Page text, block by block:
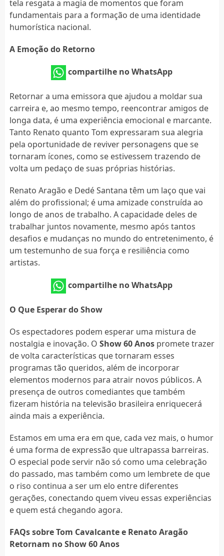
tela resgata a magia de momentos que foram
fundamentais para a formação de uma identidade
humorística nacional.
A Emoção do Retorno
compartilhe no WhatsApp
Retornar a uma emissora que ajudou a moldar sua
carreira e, ao mesmo tempo, reencontrar amigos de
longa data, é uma experiência emocional e marcante.
Tanto Renato quanto Tom expressaram sua alegria
pela oportunidade de reviver personagens que se
tornaram ícones, como se estivessem trazendo de
volta um pedaço de suas próprias histórias.
Renato Aragão e Dedé Santana têm um laço que vai
além do profissional; é uma amizade construída ao
longo de anos de trabalho. A capacidade deles de
trabalhar juntos novamente, mesmo após tantos
desafios e mudanças no mundo do entretenimento, é
um testemunho de sua força e resiliência como
artistas.
compartilhe no WhatsApp
O Que Esperar do Show
Os espectadores podem esperar uma mistura de
nostalgia e inovação. O Show 60 Anospromete trazer
de volta características que tornaram esses
programas tão queridos, além de incorporar
elementos modernos para atrair novos públicos. A
presença de outros comediantes que também
fizeram história na televisão brasileira enriquecerá
ainda mais a experiência.
Estamos em uma era em que, cada vez mais, o humor
é uma forma de expressão que ultrapassa barreiras.
O especial pode servir não só como uma celebração
do passado, mas também como um lembrete de que
o riso continua a ser um elo entre diferentes
gerações, conectando quem viveu essas experiências
e quem está chegando agora.
FAQs sobre Tom Cavalcante e Renato Aragão
Retornam no Show 60 Anos